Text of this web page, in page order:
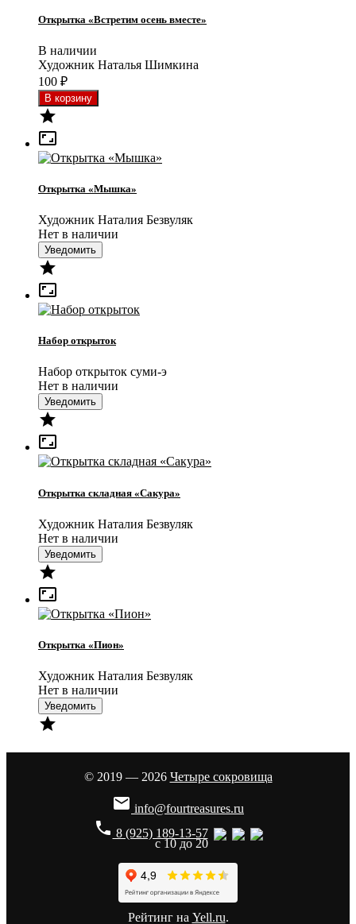
Открытка «Встретим осень вместе»
В наличии
Художник Наталья Шимкина
100 ₽


Открытка «Мышка»
Художник Наталия Безвуляк
Нет в наличии
Уведомить


Набор открыток
Набор открыток суми-э
Нет в наличии
Уведомить


Открытка складная «Сакура»
Художник Наталия Безвуляк
Нет в наличии
Уведомить


Открытка «Пион»
Художник Наталия Безвуляк
Нет в наличии
Уведомить

© 2019 — 2026 Четыре сокровища
 info@fourtreasures.ru
phone 8 (925) 189-13-57
с 10 до 20
Рейтинг на Yell.ru.